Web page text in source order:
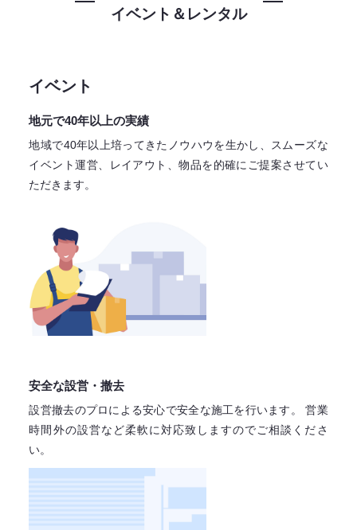
イベント＆レンタル
イベント
地元で40年以上の実績
地域で40年以上培ってきたノウハウを生かし、スムーズな
イベント運営、レイアウト、物品を的確にご提案させてい
ただきます。
安全な設営・撤去
設営撤去のプロによる安心で安全な施工を行います。
営業
時間外の設営など柔軟に対応致しますのでご相談くださ
い。